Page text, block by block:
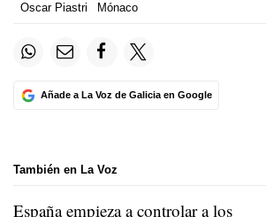
Oscar Piastri
Mónaco
Añade a La Voz de Galicia en Google
También en La Voz
España empieza a controlar a los